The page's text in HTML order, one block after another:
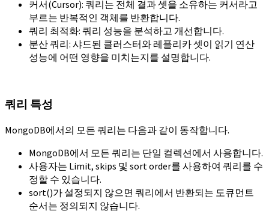
커서(Cursor): 쿼리는 전체 결과 셋을 소유하는 커서라고
부르는 반복적인 객체를 반환합니다.
쿼리 최적화: 쿼리 성능을 분석하고 개선합니다.
분산 쿼리: 샤드된 클러스터와 레플리카 셋이 읽기 연산
성능에 어떤 영향을 미치는지를 설명합니다.
쿼리 특성
MongoDB에서의 모든 쿼리는 다음과 같이 동작합니다.
MongoDB에서 모든 쿼리는 단일 컬렉션에서 사용합니다.
사용자는 Limit, skips 및 sort order를 사용하여 쿼리를 수
정할 수 있습니다.
sort()가 설정되지 않으면 쿼리에서 반환되는 도큐먼트
순서는 정의되지 않습니다.